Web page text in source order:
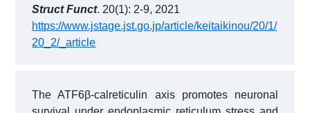
Struct Funct. 20(1): 2-9, 2021
https://www.jstage.jst.go.jp/article/keitaikinou/20/1/
20_2/_article
The ATF6β-calreticulin axis promotes neuronal